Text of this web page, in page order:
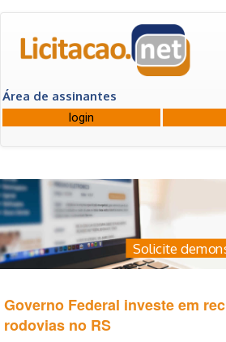
Área de assinantes
Solicite
Governo Federal investe em
rodovias no RS